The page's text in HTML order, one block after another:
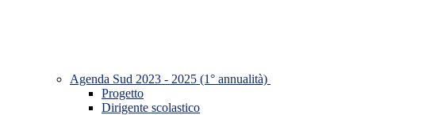
Agenda Sud 2023 - 2025 (1° annualità)
Progetto
Dirigente scolastico